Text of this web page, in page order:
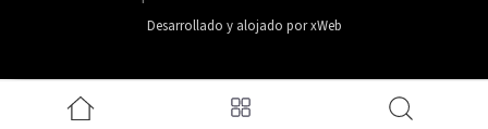
Desarrollado y alojado por xWeb